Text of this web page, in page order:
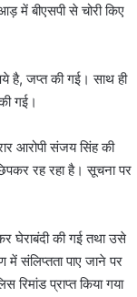
में बीएसपी से चोरी किए
है, जप्त की गई। साथ ही
गई।
आरोपी संजय सिंह की
रह रहा है। सूचना पर
घेराबंदी की गई तथा उसे
में संलिप्तता पाए जाने पर
रिमांड प्राप्त किया गया